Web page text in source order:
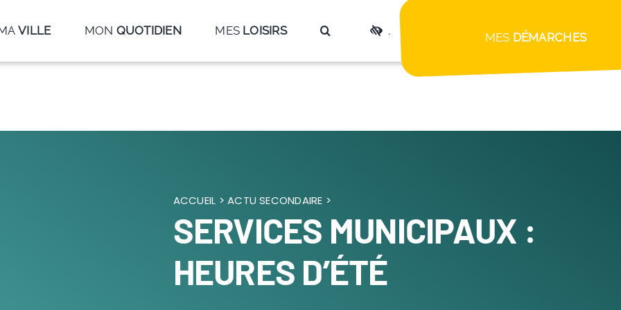
VILLE MON QUOTIDIEN MES LOISIRS . MES DÉMARCHES
ACCUEIL >ACTU SECONDAIRE >
SERVICES MUNICIPAUX :
HEURES D’ÉTÉ